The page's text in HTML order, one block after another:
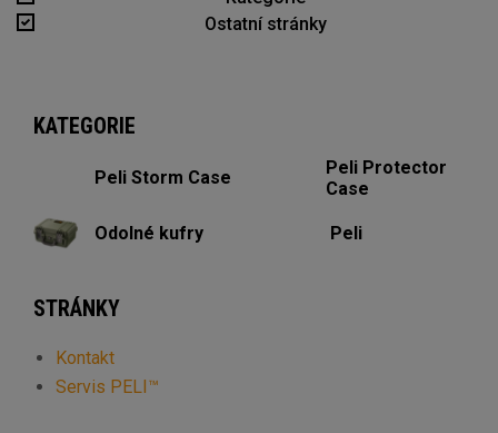
Ostatní stránky
KATEGORIE
Peli Storm Case
Peli Protector
Case
Odolné kufry Peli
STRÁNKY
Kontakt
Servis PELI™